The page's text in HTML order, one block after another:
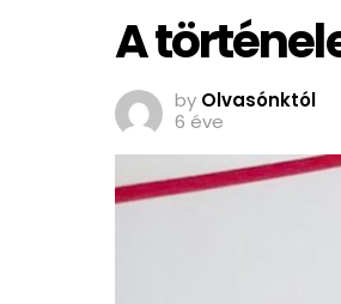
A
by Olvasónktól
6 éve